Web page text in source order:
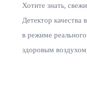
Хотите знать,
Детектор качества
в режиме
здоровым воздухом.